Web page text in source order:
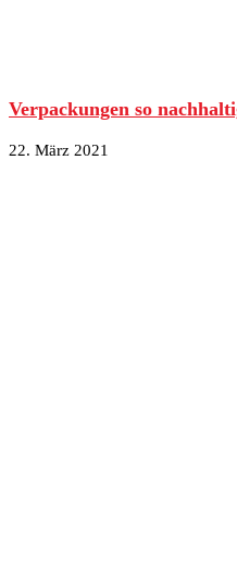
Verpackungen so
22. März 2021